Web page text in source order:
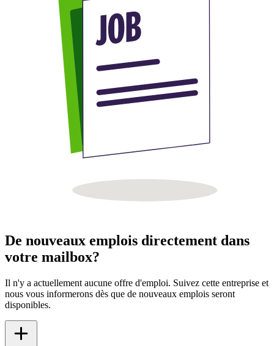
De nouveaux emplois directement dans
votre mailbox?
Il n'y a actuellement aucune offre d'emploi. Suivez cette entreprise et
nous vous informerons dès que de nouveaux emplois seront
disponibles.